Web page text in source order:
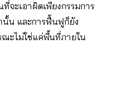
จะเอาผิดเพียงกรรมการ
น และการฟื้นฟูก็ยัง
ะไม่ใช่แค่พื้นที่ภายใน